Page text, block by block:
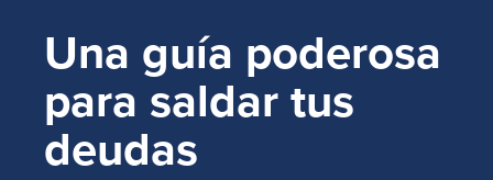
Una guía poderosa
para saldar tus
deudas